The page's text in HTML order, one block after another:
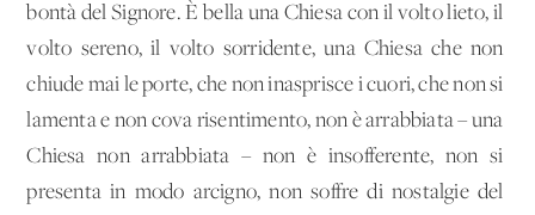
bontà del Signore. È bella una Chiesa con il volto lieto, il
volto sereno, il volto sorridente, una Chiesa che non
chiude mai le porte, che non inasprisce i cuori, che non si
lamenta e non cova risentimento, non è arrabbiata – una
Chiesa non arrabbiata – non è insofferente, non si
presenta in modo arcigno, non soffre di nostalgie del